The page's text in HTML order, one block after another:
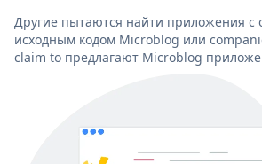
Другие пытаются найти приложения с
исходным кодом Microblog или
claim to предлагают Microblog